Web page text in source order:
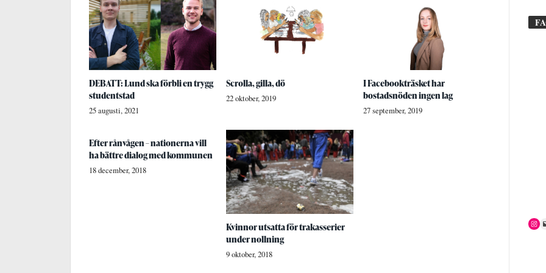
DEBATT: Lund ska förbli en trygg
studentstad
25 augusti, 2021
Scrolla, gilla, dö
22 oktober, 2019
I Facebookträsket har
bostadsnöden ingen lag
27 september, 2019
Efter rånvågen – nationerna vill
ha bättre dialog med kommunen
18 december, 2018
Kvinnor utsatta för trakasserier
under nollning
9 oktober, 2018